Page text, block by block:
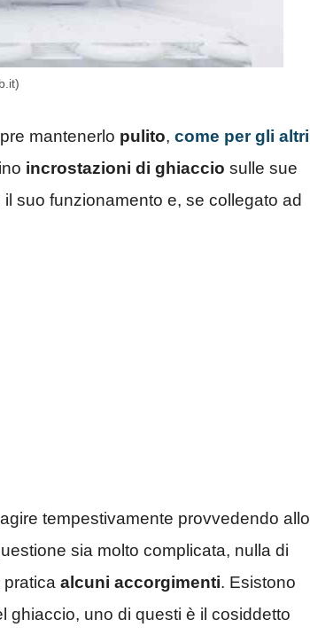
mantenerlo pulito, come per gli altri
incrostazioni di ghiaccio sulle sue
suo funzionamento e, se collegato ad
tempestivamente provvedendo allo
sia molto complicata, nulla di
alcuni accorgimenti. Esistono
ghiaccio, uno di questi è il cosiddetto